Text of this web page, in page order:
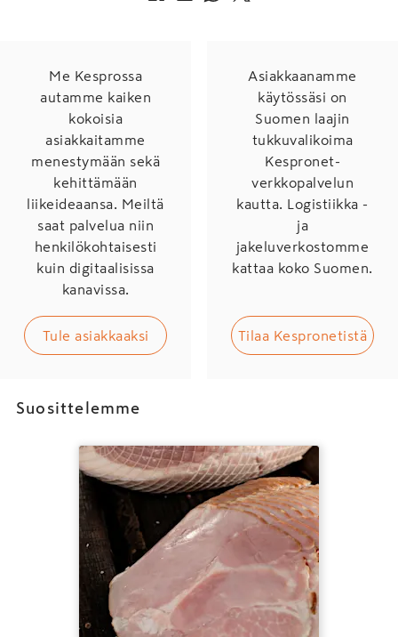
Me Kesprossa
autamme kaiken
kokoisia
asiakkaitamme
menestymään sekä
kehittämään
liikeideaansa. Meiltä
saat palvelua niin
henkilökohtaisesti
kuin digitaalisissa
kanavissa.
Tule asiakkaaksi
Asiakkaanamme
käytössäsi on
Suomen laajin
tukkuvalikoima
Kespronet-
verkkopalvelun
kautta. Logistiikka -
ja
jakeluverkostomme
kattaa koko Suomen.
Tilaa Kespronetistä
Suosittelemme